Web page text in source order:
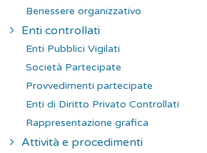
Benessere organizzativo
Enti controllati
Enti Pubblici Vigilati
Società Partecipate
Provvedimenti partecipate
Enti di Diritto Privato Controllati
Rappresentazione grafica
Attività e procedimenti